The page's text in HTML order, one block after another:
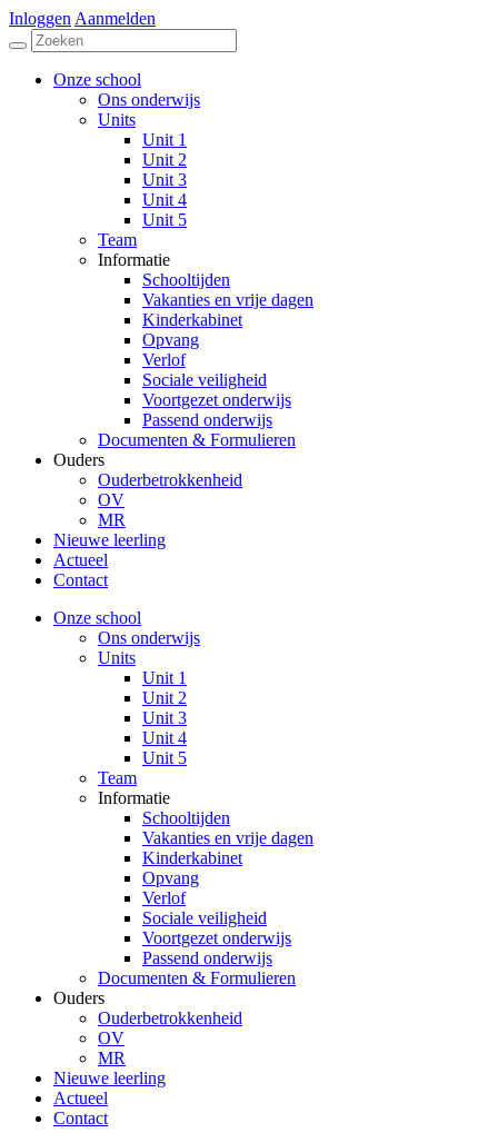
Inloggen Aanmelden
Onze school
Ons onderwijs
Units
Unit 1
Unit 2
Unit 3
Unit 4
Unit 5
Team
Informatie
Schooltijden
Vakanties en vrije dagen
Kinderkabinet
Opvang
Verlof
Sociale veiligheid
Voortgezet onderwijs
Passend onderwijs
Documenten & Formulieren
Ouders
Ouderbetrokkenheid
OV
MR
Nieuwe leerling
Actueel
Contact
Onze school
Ons onderwijs
Units
Unit 1
Unit 2
Unit 3
Unit 4
Unit 5
Team
Informatie
Schooltijden
Vakanties en vrije dagen
Kinderkabinet
Opvang
Verlof
Sociale veiligheid
Voortgezet onderwijs
Passend onderwijs
Documenten & Formulieren
Ouders
Ouderbetrokkenheid
OV
MR
Nieuwe leerling
Actueel
Contact